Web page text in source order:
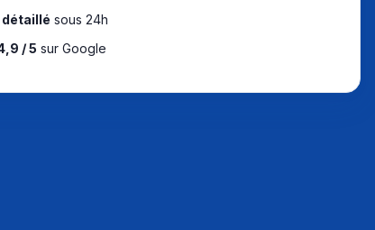
détaillé sous 24h
/ 5 sur Google